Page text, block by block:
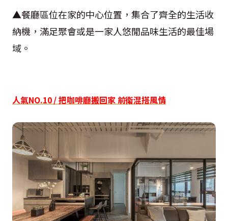
▲餐廳區位在家的中心位置，集合了齊全的生活收
納機，滿足聚會或是一家人悠閒品味生活的最佳場
域。
人氣NO.10 / 把咖啡廳搬回家 前衛混搭風情